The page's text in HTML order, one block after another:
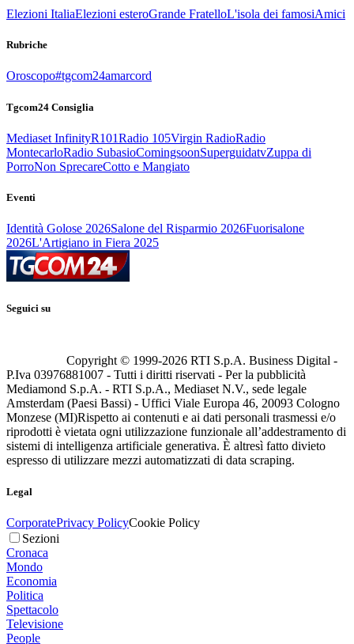
Elezioni ItaliaElezioni esteroGrande FratelloL'isola dei famosiAmici
Rubriche
Oroscopo#tgcom24amarcord
Tgcom24 Consiglia
Mediaset InfinityR101Radio 105Virgin RadioRadio
MontecarloRadio SubasioComingsoonSuperguidatvZuppa di
PorroNon SprecareCotto e Mangiato
Eventi
Identità Golose 2026Salone del Risparmio 2026Fuorisalone
2026L'Artigiano in Fiera 2025
Seguici su
Copyright © 1999-2026 RTI S.p.A. Business Digital -
P.Iva 03976881007 - Tutti i diritti riservati - Per la pubblicità
Mediamond S.p.A. - RTI S.p.A., Mediaset N.V., sede legale
Amsterdam (Paesi Bassi) - Uffici Viale Europa 46, 20093 Cologno
Monzese (MI)Rispetto ai contenuti e ai dati personali trasmessi e/o
riprodotti è vietata ogni utilizzazione funzionale all’addestramento di
sistemi di intelligenza artificiale generativa. È altresì fatto divieto
espresso di utilizzare mezzi automatizzati di data scraping.
Legal
CorporatePrivacy PolicyCookie Policy
Sezioni
Cronaca
Mondo
Economia
Politica
Spettacolo
Televisione
People